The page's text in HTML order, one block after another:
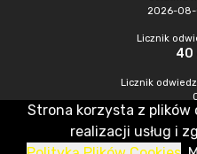
2026-08-
Licznik
40
Licznik
CMS & Hosting: Nefeni Sp. z o.o.
Strona korzysta z plików
realizacji usług i